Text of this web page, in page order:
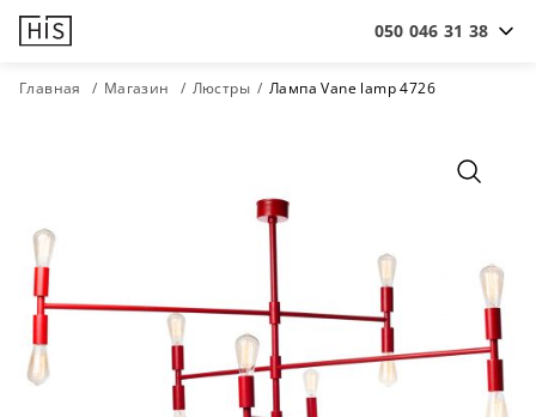
050 046 31 38
Главная Магазин Люстры Лампа Vane lamp 4726